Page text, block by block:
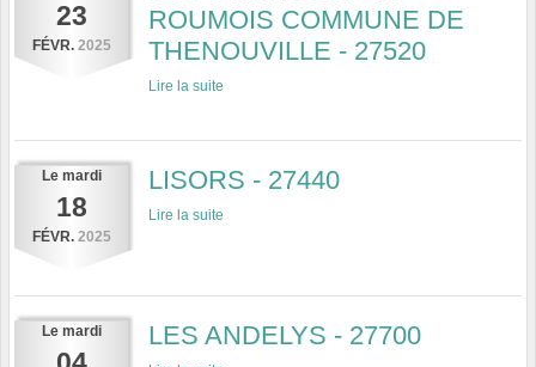
23
FÉVR. 2025
ROUMOIS COMMUNE DE
THENOUVILLE - 27520
Lire la suite
Le mardi
18
FÉVR. 2025
LISORS - 27440
Lire la suite
Le mardi LES ANDELYS - 27700